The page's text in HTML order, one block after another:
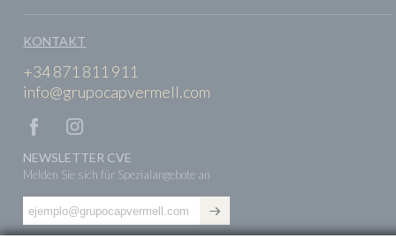
KONTAKT
+34 871 811 911
info@grupocapvermell.com
NEWSLETTER CVE
Melden Sie sich für Spezialangebote an